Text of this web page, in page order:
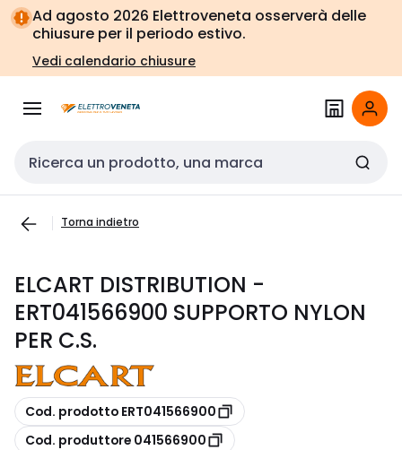
Vai alla
navigazione
Vai
alla
pagina
Ad agosto 2026 Elettroveneta osserverà delle
chiusure per il periodo estivo.
Vedi calendario chiusure
Cerca input
Torna indietro
ELCART DISTRIBUTION -
ERT041566900 SUPPORTO NYLON
PER C.S.
copia
Cod. prodotto ERT041566900
copia
Cod. produttore 041566900